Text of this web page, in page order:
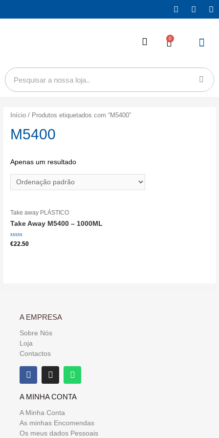
0
Início / Produtos etiquetados com “M5400”
M5400
Apenas um resultado
Take away PLÁSTICO
Take Away M5400 – 1000ML
Avaliação
€22.50
A EMPRESA
Sobre Nós
Loja
Contactos
A MINHA CONTA
A Minha Conta
As minhas Encomendas
Os meus dados Pessoais